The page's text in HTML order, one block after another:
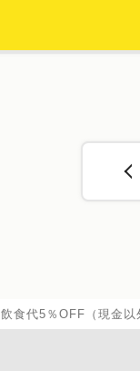
飲食代5％OFF（現金以